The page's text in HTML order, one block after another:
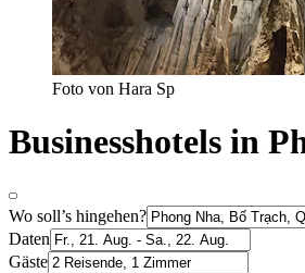
Foto von Hara Sp
Businesshotels in
Wo soll’s hingehen?
Daten
Gäste